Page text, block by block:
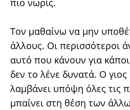
Τον μαθαίνω να μην
άλλους. Οι περισσότεροι
αυτό που κάνουν για
δεν το λένε δυνατά. Ο
λαμβάνει υπόψη όλες τις
μπαίνει στη θέση των